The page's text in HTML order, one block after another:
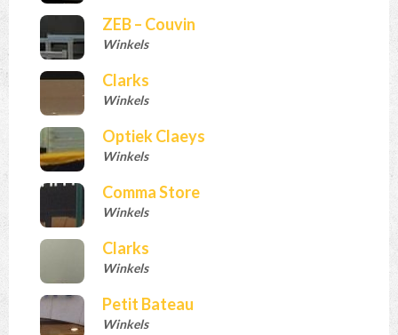
ZEB – Couvin
Winkels
Clarks
Winkels
Optiek Claeys
Winkels
Comma Store
Winkels
Clarks
Winkels
Petit Bateau
Winkels